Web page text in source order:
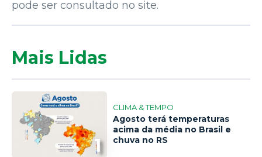
pode ser consultado no site.
Mais Lidas
1
CLIMA & TEMPO
Agosto terá temperaturas
acima da média no Brasil e
chuva no RS